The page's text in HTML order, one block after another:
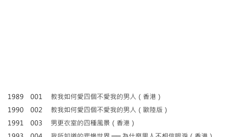
1989
1990
1991
001
002
003
教我如何愛四個不愛我的男人（香港）
教我如何愛四個不愛我的男人（歐陸版）
男更衣室的四種風景（香港）